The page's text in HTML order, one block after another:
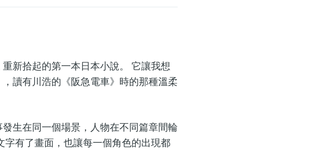
新拾起的第一本日本小說。 它讓我想
讀有川浩的《阪急電車》時的那種溫柔
生在同一個場景，人物在不同篇章間輪
有了畫面，也讓每一個角色的出現都